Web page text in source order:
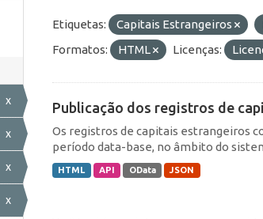
x
x
x
x
Etiquetas: Capitais Estrangeiros
Formatos:
HTML Licenças:
Publicação dos registros de
Os registros de capitais estrangeiros
período data-base, no âmbito do
HTML API OData JSON